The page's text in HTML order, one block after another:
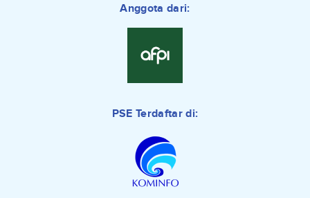
Anggota dari:
PSE Terdaftar di: